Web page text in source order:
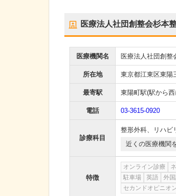
医療法人社団創整会杉本
医療機関名 医療法人社団創整
所在地 東京都江東区東陽
最寄駅 東陽町駅(駅から
電話 03-3615-0920
診療科目
整形外科、 リハビ
近くの医療機関
特徴
オンライン診療
駐車場
英語 外
セカンドオピニオ